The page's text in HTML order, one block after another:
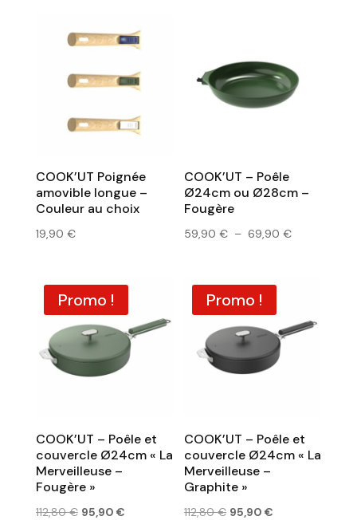
COOK’UT Poignée
amovible longue –
Couleur au choix
19,90 €
COOK’UT – Poêle
Ø24cm ou Ø28cm –
Fougère
59,90€ – 69,90€Plage
69,90 €
Promo !
COOK’UT – Poêle et
couvercle Ø24cm « La
Merveilleuse –
Fougère »
112,80€ Le
95,90 €Le
Promo !
COOK’UT – Poêle et
couvercle Ø24cm « La
Merveilleuse –
Graphite »
112,80€ Le
95,90€